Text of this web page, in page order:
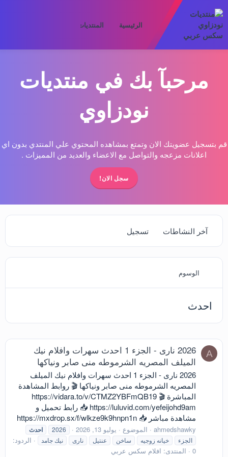
الرئيسية المنتديات
مرحبآ بك في منتديات
نودزاوي
قم بتسجيل عضويتك الان وتمتع بمشاهده المحتوي علي المنتدي بدون اي
اعلانات مزعجه والتواصل مع الاعضاء والعديد من المميزات .
سجل الان!
آخر النشاطات تسجيل
الوسوم
احدث
A
2026 نارى - الجزء 1 احدث سهرات وافلام نيك
الميلف المصريه الشرموطه منى صابر ونياكها
2026 نارى - الجزء 1 احدث سهرات وافلام نيك الميلف
المصريه الشرموطه منى صابر ونياكها 🎬 روابط المشاهدة
المباشرة 🎬 https://vidara.to/v/CTMZ2YBFmQB19
https://luluvid.com/yefeijohd9am 📥 رابط تحميل و
مشاهدة مباشر 📥 https://mxdrop.sx/f/wlkze9k9hnpn1n
ahmedshawky الموضوع يوليو 13, 2026 2026 احدث
الجزء خيانه زوجيه ساخن عنتيل نارى نيك جامد
الردود:
0
المنتدى: افلام سكس عربي